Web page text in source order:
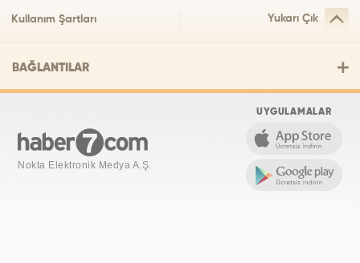
Kullanım Şartları Yukarı Çık
BAĞLANTILAR
Nokta Elektronik Medya A.Ş.
UYGULAMALAR